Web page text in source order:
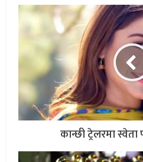
कान्छी ट्रेलरमा